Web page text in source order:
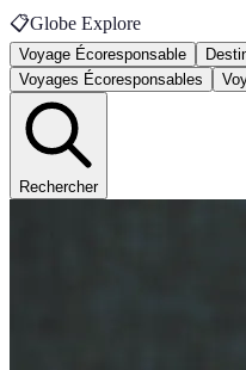
📋Globe Explore
Voyage Écoresponsable
Voyages Écoresponsables
Rechercher